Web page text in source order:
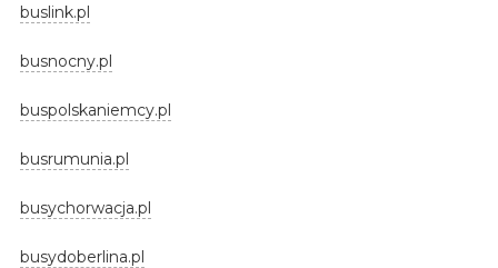
buslink.pl
busnocny.pl
buspolskaniemcy.pl
busrumunia.pl
busychorwacja.pl
busydoberlina.pl